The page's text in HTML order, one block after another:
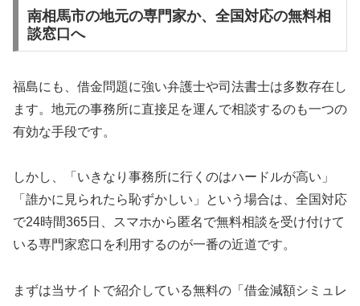
南相馬市の地元の専門家か、全国対応の無料相
談窓口へ
福島にも、借金問題に強い弁護士や司法書士は多数存在し
ます。地元の事務所に直接足を運んで相談するのも一つの
有効な手段です。
しかし、「いきなり事務所に行くのはハードルが高い」
「誰かに見られたら恥ずかしい」という場合は、全国対応
で24時間365日、スマホから匿名で無料相談を受け付けて
いる専門家窓口を利用するのが一番の近道です。
まずは当サイトで紹介している無料の「借金減額シミュレ